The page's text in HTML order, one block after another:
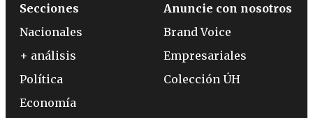
Secciones
Nacionales
+ análisis
Política
Economía
Anuncie con nosotros
Brand Voice
Empresariales
Colección ÚH